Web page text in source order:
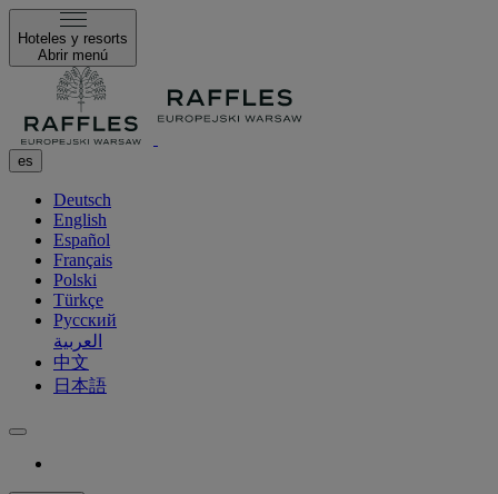
Hoteles y resorts
Abrir menú
es
Deutsch
English
Español
Français
Polski
Türkçe
Русский
العربية
中文
日本語